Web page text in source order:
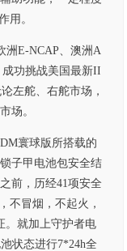
用。
洲E-NCAP、澳洲A
功挑战美国最新II
左舵、右舵市场，
场。
寰球版所搭载的
子甲电池包安全结
前，历经41项安全
不冒烟，不起火，
。就加上守护者电
状态进行7*24h全